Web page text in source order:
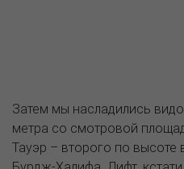
Затем мы насладились
метра со смотровой
Тауэр – второго по высоте